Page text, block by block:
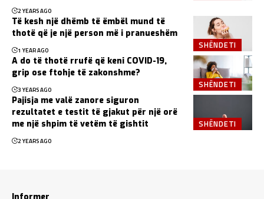
2 YEARS AGO
SHËNDETI
Të kesh një dhëmb të ëmbël mund të
thotë që je një person më i pranueshëm
1 YEAR AGO
SHËNDETI
A do të thotë rrufë që keni COVID-19,
grip ose ftohje të zakonshme?
3 YEARS AGO
SHËNDETI
Pajisja me valë zanore siguron
rezultatet e testit të gjakut për një orë
me një shpim të vetëm të gishtit
2 YEARS AGO
Informer